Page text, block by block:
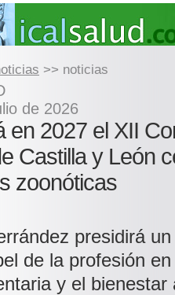
>> noticias
de 2026
en 2027 el XII
Castilla y León
zoonóticas
presidirá
de la profesión
y el bienestar